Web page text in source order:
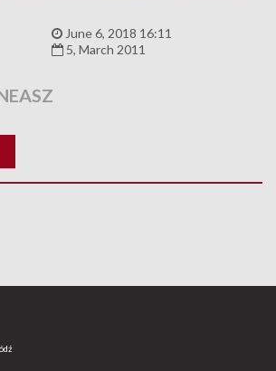
June 6, 2018 16:11
5, March 2011